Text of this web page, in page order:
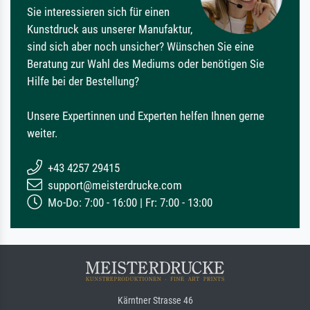
Sie interessieren sich für einen
Kunstdruck aus unserer Manufaktur,
sind sich aber noch unsicher? Wünschen Sie eine
Beratung zur Wahl des Mediums oder benötigen Sie
Hilfe bei der Bestellung?
Unsere Expertinnen und Experten helfen Ihnen gerne
weiter.
+43 4257 29415
support@meisterdrucke.com
Mo-Do: 7:00 - 16:00 | Fr: 7:00 - 13:00
Kärntner Strasse 46